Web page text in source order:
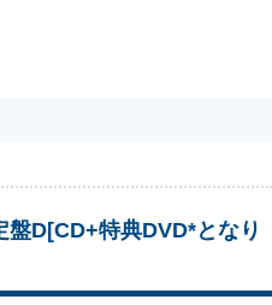
D[CD+特典DVD*となり